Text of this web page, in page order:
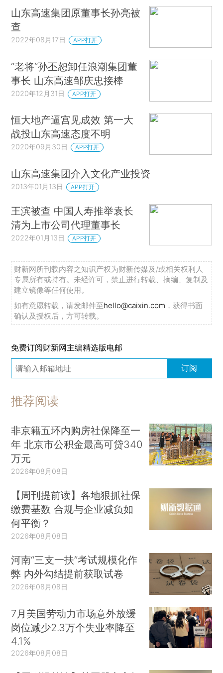
山东高速集团原董事长孙亮被
查
2022年08月17日 APP打开
“老将”孙丕恕卸任浪潮集团董
事长 山东高速邹庆忠接棒
2020年12月31日 APP打开
恒大地产逼宫见成效 第一大
战投山东高速态度不明
2020年09月30日 APP打开
山东高速集团介入文化产业投资
2013年01月13日 APP打开
王滨被查 中国人寿推举袁长
清为上市公司代理董事长
2022年01月13日 APP打开
财新网所刊载内容之知识产权为财新传媒及/或相关权利人
专属所有或持有。未经许可，禁止进行转载、摘编、复制及
建立镜像等任何使用。
如有意愿转载，请发邮件至hello@caixin.com ，获得书面
确认及授权后，方可转载。
免费订阅财新网主编精选版电邮
订阅
推荐阅读
非京籍五环内购房社保降至一
年 北京市公积金最高可贷340
万元
2026年08月08日
【周刊提前读】各地狠抓社保
缴费基数 合规与企业减负如
何平衡？
2026年08月08日
河南“三支一扶”考试规模化作
弊 内外勾结提前获取试卷
2026年08月08日
7月美国劳动力市场意外放缓
岗位减少2.3万个失业率降至
4.1%
2026年08月08日